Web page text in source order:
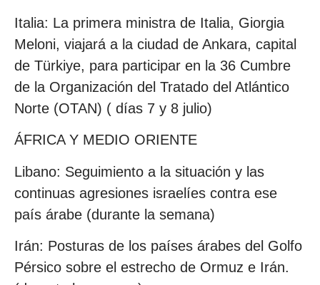
Italia: La primera ministra de Italia, Giorgia
Meloni, viajará a la ciudad de Ankara, capital
de Türkiye, para participar en la 36 Cumbre
de la Organización del Tratado del Atlántico
Norte (OTAN) ( días 7 y 8 julio)
ÁFRICA Y MEDIO ORIENTE
Libano: Seguimiento a la situación y las
continuas agresiones israelíes contra ese
país árabe (durante la semana)
Irán: Posturas de los países árabes del Golfo
Pérsico sobre el estrecho de Ormuz e Irán.